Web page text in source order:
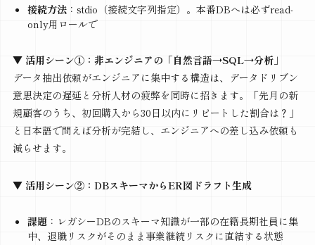
接続方法：stdio（接続文字列指定）。本番DBへは必ずread-
only用ロールで
▼ 活用シーン①：非エンジニアの「自然言語→SQL→分析」
データ抽出依頼がエンジニアに集中する構造は、データドリブン
意思決定の遅延と分析人材の疲弊を同時に招きます。「先月の新
規顧客のうち、初回購入から30日以内にリピートした割合は？」
と日本語で問えば分析が完結し、エンジニアへの差し込み依頼も
減らせます。
▼ 活用シーン②：DBスキーマからER図ドラフト生成
課題：レガシーDBのスキーマ知識が一部の在籍長期社員に集
中、退職リスクがそのまま事業継続リスクに直結する状態